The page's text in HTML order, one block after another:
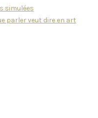
simulées
parler veut dire en art